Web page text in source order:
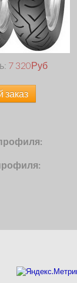
7 320Руб
заказ